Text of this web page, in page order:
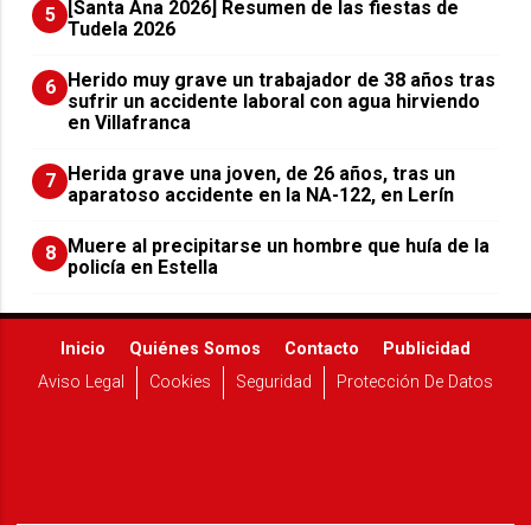
5
[Santa Ana 2026] Resumen de las fiestas de
Tudela 2026
6 Herido muy grave un trabajador de 38 años tras
sufrir un accidente laboral con agua hirviendo
en Villafranca
7 Herida grave una joven, de 26 años, tras un
aparatoso accidente en la NA-122, en Lerín
8 Muere al precipitarse un hombre que huía de la
policía en Estella
Inicio Quiénes Somos Contacto
Publicidad
Aviso Legal
Cookies Seguridad Protección De Datos